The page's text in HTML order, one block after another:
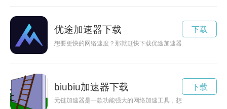
优途加速器下载
想要更快的网络速度？那就赶快下载优途加速器官网，让您享受
下载
biubiu加速器下载
元链加速器是一款功能强大的网络加速工具，想要体验它带来
下载